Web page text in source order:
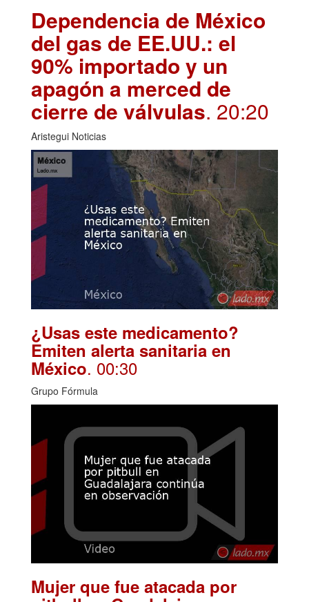
Dependencia de México
del gas de EE.UU.: el
90% importado y un
apagón a merced de
cierre de válvulas. 20:20
Aristegui Noticias
¿Usas este medicamento?
Emiten alerta sanitaria en
México. 00:30
Grupo Fórmula
Mujer que fue atacada por